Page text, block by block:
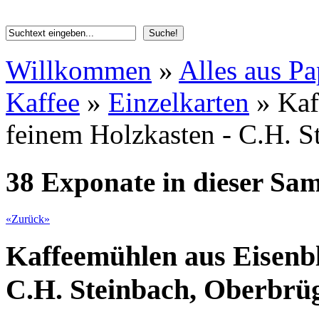
Willkommen » Alles aus
Kaffee » Einzelkarten »
feinem Holzkasten - C.H.
38 Exponate in dieser
«Zurück»
Kaffeemühlen aus
C.H. Steinbach,